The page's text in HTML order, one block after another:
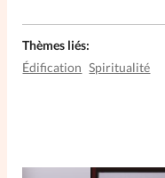
Thèmes liés:
Édification Spiritualité